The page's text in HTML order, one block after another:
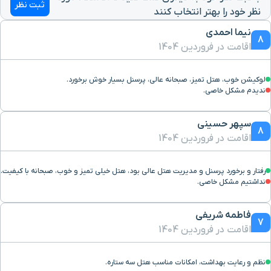
آب انبار شش بادگیری ۵۰ دقیقه با خودرو (۵۳ کیلومتر و ۶۵ متر)
حسینیه و میدان وقت و
۵۰ دقیقه با خودرو (۵۳ کیلومتر و ۲۷۰ متر)
رودخانه قدیم یزد ۵۰ دقیقه با خودرو (۵۳ کیلومتر و ۶۹۵ متر)
بیمارستان بهمن ۵۰ دقیقه با خودرو (۵۳ کیلومتر و ۸۸۴ متر)
پایانه مسافربری
بیمارستان دکتر مجیبیان ۵۲ دقیقه با خودرو (۵۵ کیلومتر و ۱۶۶ متر)
نظر خود را بهتر انتخاب کنند
ثبت نظر
8
نیما احمدی
اقامت در فروردین 1404
لوکیشن خوب، هتل تمیز، صبحانه عالی، پرسنل بسیار خوش برخورد.
ندیدم مشکل خاصی.
8
سپهر حسینی
اقامت در فروردین 1404
رفتار و برخورد پرسنل و مدیریت هتل عالی بود، هتل خیلی تمیز و خوب، صبحانه با کیفیت.
نداشتیم مشکل خاصی.
7
فاطمه شریفی
اقامت در فروردین 1404
نظم و رعایت بهداشت، امکانات مناسب هتل سه ستاره.